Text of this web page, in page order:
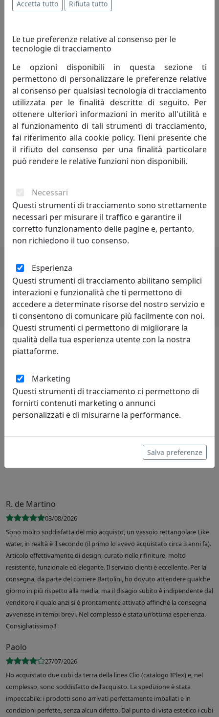
abitudini quotidiane di chi sceglie i suoi prodotti.
gode sul mercato di una ben precisa ed affermata
posizione, riconoscibile per la sua originalità, costante
innovazione, dinamicità del suo staff, accurato servizio
offerto ai suoi clienti, efficienza e rapidità nella
consegna e al tempestivo servizio di post-vendita. Tutti
ingredienti che hanno fatto di Evviva un marchio
vincente.
Spazio al colore, all’innovazione e all’originalità nella
cucina cosi come negli altri angoli della casa: le nostre
proposte si rinnovano di anno in anno con nuove ed
momenti conviviali da vivere insieme. Ogni forma,
decoro e materiale è studiato e realizzato per offrire un
prodotto unico ed inconfondibile.
Potrebbero interessarti
R. de Martino
03/08/2026
Sono molto soddisfatta del mio acquisto, un vassoio rettangolare Like
water, in realtà è il secondo (il primo lo avevo acquistato circa 3 anni fa).
Articolo effettivamente di design, curato nelle rifiniture, molto
resistente, funzionale ed elegante. Il servizio clienti è eccellente. Per la
consegna, da parte del corriere Bartolini, ho dovuto attendere qualche
giorno in più rispetto alla media, ma il disagio subito è indipendente dal
venditore il quale anzi si è prontamente attivato affinché la consegna
avvenisse in tempi brevi. Nel complesso è stata un’ottima esperienza.
Consigliatissimo!!
Paolo
27/07/2026
Ho acquistato due cubi da terra della linea Clio (catalogo IPlex) e, nel
complesso, sono soddisfatto dell'acquisto. La spedizione è stata
impeccabile: i prodotti sono arrivati perfettamente imballati e in
condizioni perfette, senza alcun difetto. Dal punto di vista estetico i cubi
Accetta tutto Rifiuta tutto
Le tue preferenze relative al consenso per le
tecnologie di tracciamento
Le opzioni disponibili in questa sezione ti
permettono di personalizzare le preferenze relative
al consenso per qualsiasi tecnologia di tracciamento
utilizzata per le finalità descritte di seguito. Per
ottenere ulteriori informazioni in merito all'utilità e
al funzionamento di tali strumenti di tracciamento,
fai riferimento alla cookie policy. Tieni presente che
il rifiuto del consenso per una finalità particolare
può rendere le relative funzioni non disponibili.
Necessari
Questi strumenti di tracciamento sono strettamente
necessari per misurare il traffico e garantire il
corretto funzionamento delle pagine e, pertanto,
non richiedono il tuo consenso.
Esperienza
Questi strumenti di tracciamento abilitano semplici
interazioni e funzionalità che ti permettono di
accedere a determinate risorse del nostro servizio e
ti consentono di comunicare più facilmente con noi.
Questi strumenti ci permettono di migliorare la
qualità della tua esperienza utente con la nostra
piattaforme.
Marketing
Questi strumenti di tracciamento ci permettono di
fornirti contenuti marketing o annunci
personalizzati e di misurarne la performance.
Salva preferenze